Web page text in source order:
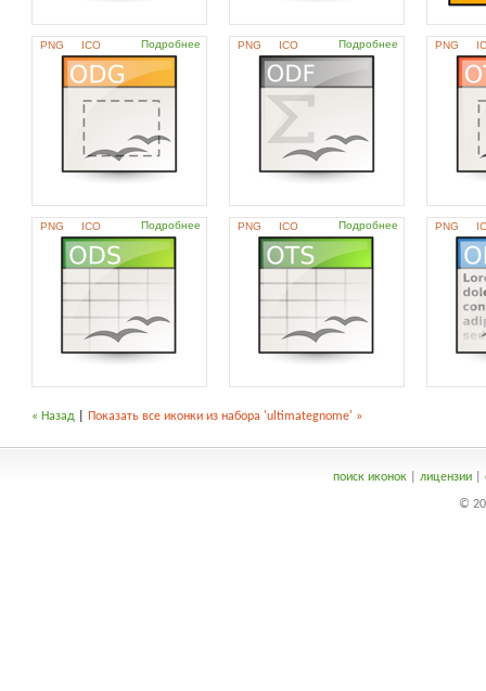
PNG ICO Подробнее PNG ICO Подробнее PNG
PNG ICO Подробнее PNG ICO Подробнее PNG
« Назад Показать все иконки из набора 'ultimategnome' »
поиск иконок| лицензии|
©